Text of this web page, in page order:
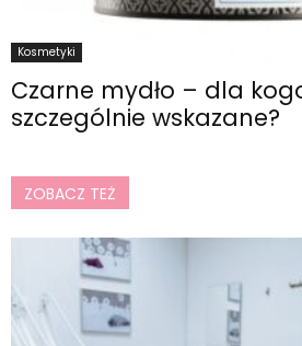
Kosmetyki
Czarne mydło – dla
szczególnie wskazane?
ZOBACZ TEŻ